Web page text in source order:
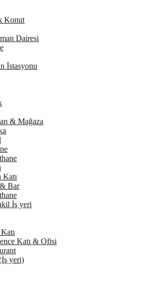
Konut
Dairesi
İstasyonu
& Mağaza
Katı
Bar
İş yeri
Katı & Ofisi
yeri)